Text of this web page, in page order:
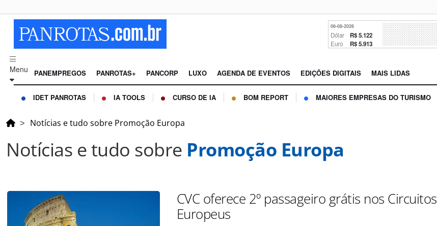
06-08-2026
Dólar R$ 5.122
Euro R$ 5.913
Menu PANEMPREGOS PANROTAS+ PANCORP LUXO AGENDA DE EVENTOS EDIÇÕES DIGITAIS MAIS LIDAS
IDET PANROTAS IA TOOLS CURSO DE IA BOM REPORT MAIORES EMPRESAS DO TURISMO
Notícias e tudo sobre Promoção Europa
Notícias e tudo sobre Promoção Europa
CVC oferece 2º passageiro grátis nos Circuitos
Europeus